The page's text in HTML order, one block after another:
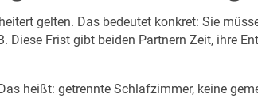
gelten. Das bedeutet konkret: Sie
Frist gibt beiden Partnern Zeit, ihre
heißt: getrennte Schlafzimmer, keine